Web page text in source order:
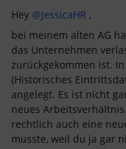
Hey @JessicaHR ,
bei meinem alten AG
das Unternehmen
zurückgekommen ist.
(Historisches
angelegt. Es ist nicht
neues
rechtlich auch eine
müsste, weil du ja gar